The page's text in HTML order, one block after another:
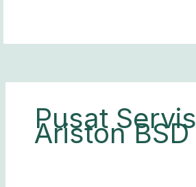
Pusat Servis
Ariston BSD